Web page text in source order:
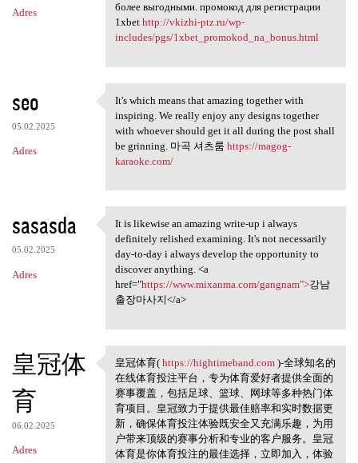
Adres
более выгодными. промокод для регистрации
1xbet http://vkizhi-ptz.ru/wp-
includes/pgs/1xbet_promokod_na_bonus.html
seo
05.02.2025
Adres
It's which means that amazing
It's which means that amazing together with
inspiring. We really enjoy any designs together
with whoever should get it all during the post shall
be grinning. 마곡 셔츠룸 https://magog-
karaoke.com/
sasasda
05.02.2025
Adres
It is likewise an amazing
It is likewise an amazing write-up i always
definitely relished examining. It's not necessarily
day-to-day i always develop the opportunity to
discover anything. <a
href="https://www.mixanma.com/gangnam">강남
출장마사지</a>
皇冠体
育
06.02.2025
Adres
皇冠体育( https://hightimeband
皇冠体育( https://hightimeband.com)-全球知名的
在线体育投注平台，专为体育爱好者提供全面的
赛事覆盖，包括足球、篮球、网球等多种热门体
育项目。皇冠致力于提供最佳赔率和实时数据更
新，确保体育投注体验既安全又充满乐趣，为用
户带来顶级的赛事分析和专业的客户服务。皇冠
体育是你体育投注的最佳选择，立即加入，体验